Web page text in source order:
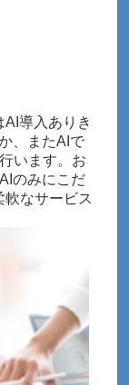
導入ありき
、またAIで
います。お
のみにこだ
なサービス